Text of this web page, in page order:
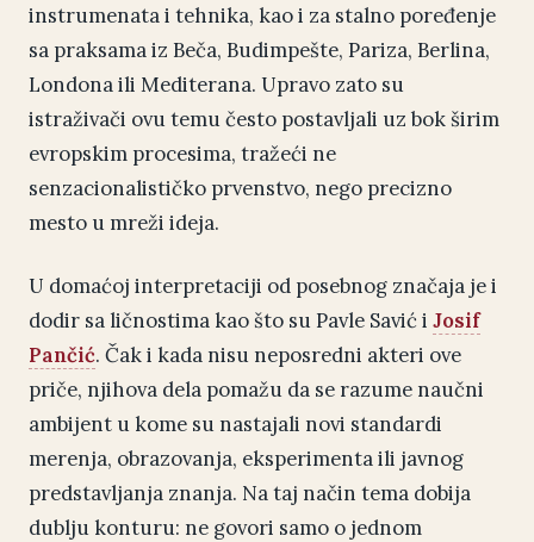
instrumenata i tehnika, kao i za stalno poređenje
sa praksama iz Beča, Budimpešte, Pariza, Berlina,
Londona ili Mediterana. Upravo zato su
istraživači ovu temu često postavljali uz bok širim
evropskim procesima, tražeći ne
senzacionalističko prvenstvo, nego precizno
mesto u mreži ideja.
U domaćoj interpretaciji od posebnog značaja je i
dodir sa ličnostima kao što su Pavle Savić i Josif
Pančić. Čak i kada nisu neposredni akteri ove
priče, njihova dela pomažu da se razume naučni
ambijent u kome su nastajali novi standardi
merenja, obrazovanja, eksperimenta ili javnog
predstavljanja znanja. Na taj način tema dobija
dublju konturu: ne govori samo o jednom